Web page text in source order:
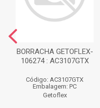
BORRACHA GETOFLEX-
106274 : AC3107GTX
Código: AC3107GTX
Embalagem: PC
Getoflex